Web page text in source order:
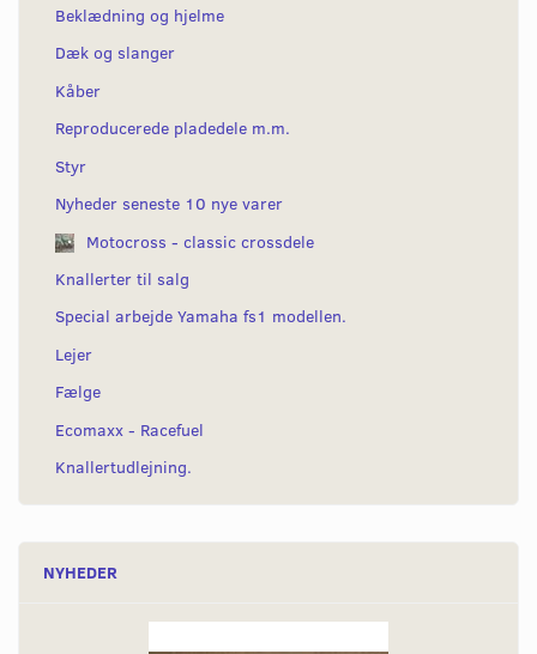
Beklædning og hjelme
Dæk og slanger
Kåber
Reproducerede pladedele m.m.
Styr
Nyheder seneste 10 nye varer
Motocross - classic crossdele
Knallerter til salg
Special arbejde Yamaha fs1 modellen.
Lejer
Fælge
Ecomaxx - Racefuel
Knallertudlejning.
NYHEDER